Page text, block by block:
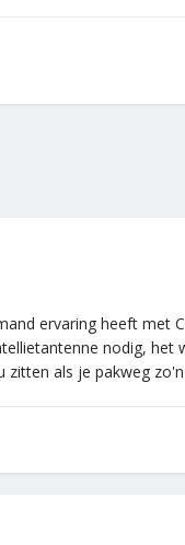
ervaring heeft met
nodig,
als je pakweg